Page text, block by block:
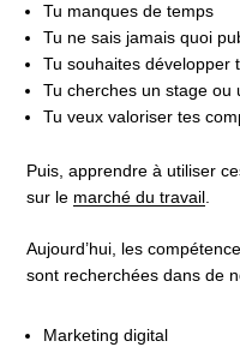
Tu manques de temps
Tu ne sais jamais quoi
Tu souhaites développer
Tu cherches un stage ou
Tu veux valoriser tes
Puis, apprendre à utiliser
sur le marché du travail.
Aujourd’hui, les
sont recherchées dans de
Marketing digital